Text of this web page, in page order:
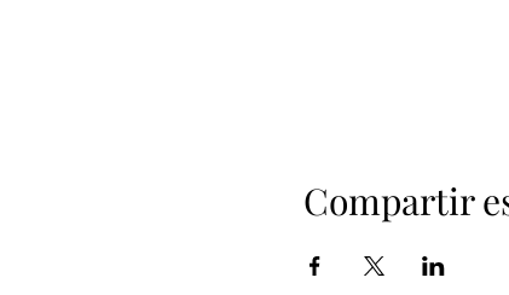
Compartir